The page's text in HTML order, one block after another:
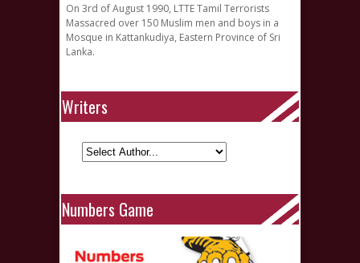
On 3rd of August 1990, LTTE Tamil Terrorists
Massacred over 150 Muslim men and boys in a
Mosque in Kattankudiya, Eastern Province of Sri
Lanka.
Writers
Numbers Game